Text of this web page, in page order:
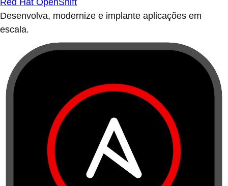
Red Hat OpenShift
Desenvolva, modernize e implante aplicações em
escala.